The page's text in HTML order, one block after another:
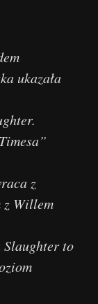
ukazała
z
z Willem
Slaughter to